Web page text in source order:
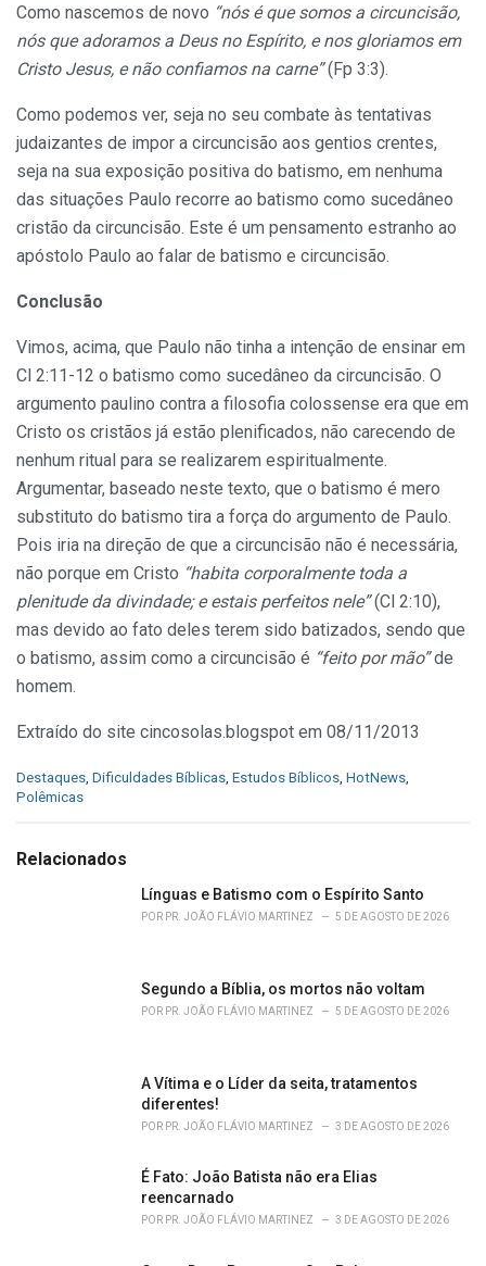
Como nascemos de novo “nós é que somos a circuncisão,
nós que adoramos a Deus no Espírito, e nos gloriamos em
Cristo Jesus, e não confiamos na carne”(Fp 3:3).
Como podemos ver, seja no seu combate às tentativas
judaizantes de impor a circuncisão aos gentios crentes,
seja na sua exposição positiva do batismo, em nenhuma
das situações Paulo recorre ao batismo como sucedâneo
cristão da circuncisão. Este é um pensamento estranho ao
apóstolo Paulo ao falar de batismo e circuncisão.
Conclusão
Vimos, acima, que Paulo não tinha a intenção de ensinar em
Cl 2:11-12 o batismo como sucedâneo da circuncisão. O
argumento paulino contra a filosofia colossense era que em
Cristo os cristãos já estão plenificados, não carecendo de
nenhum ritual para se realizarem espiritualmente.
Argumentar, baseado neste texto, que o batismo é mero
substituto do batismo tira a força do argumento de Paulo.
Pois iria na direção de que a circuncisão não é necessária,
não porque em Cristo “habita corporalmente toda a
plenitude da divindade; e estais perfeitos nele”(Cl 2:10),
mas devido ao fato deles terem sido batizados, sendo que
o batismo, assim como a circuncisão é “feito por mão”de
homem.
Extraído do site cincosolas.blogspot em 08/11/2013
C
a
g
Destaques Dificuldades Bíblicas Estudos Bíblicos HotNews
Polêmicas
Relacionados
Línguas e Batismo com o Espírito Santo
POR PR. JOÃO FLÁVIO MARTINEZ 5 DE AGOSTO DE 2026
Segundo a Bíblia, os mortos não voltam
POR PR. JOÃO FLÁVIO MARTINEZ 5 DE AGOSTO DE 2026
A Vítima e o Líder da seita, tratamentos
diferentes!
POR PR. JOÃO FLÁVIO MARTINEZ 3 DE AGOSTO DE 2026
É Fato: João Batista não era Elias
reencarnado
POR PR. JOÃO FLÁVIO MARTINEZ 3 DE AGOSTO DE 2026